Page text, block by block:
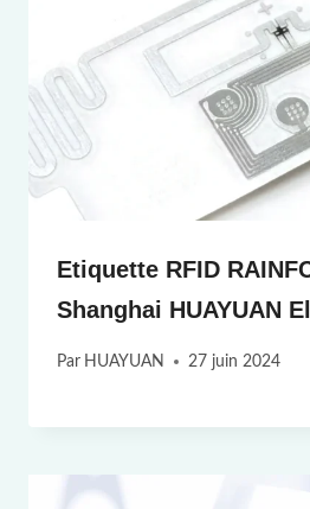
Etiquette RFID
Shanghai HUAYUAN
Par HUAYUAN 27 juin 2024